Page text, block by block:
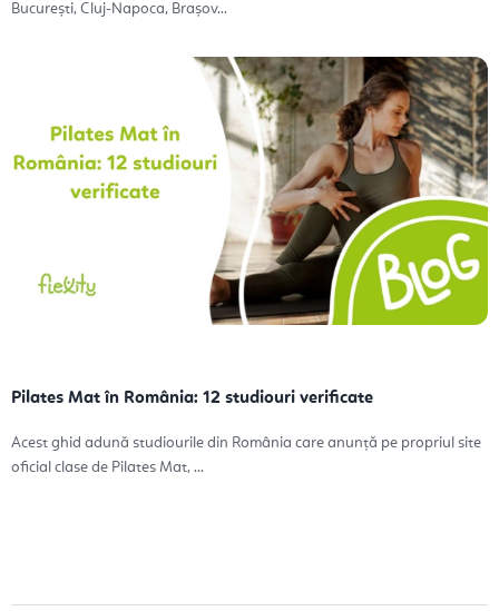
București, Cluj-Napoca, Brașov...
Pilates Mat în România: 12 studiouri verificate
Acest ghid adună studiourile din România care anunță pe propriul site
oficial clase de Pilates Mat, ...